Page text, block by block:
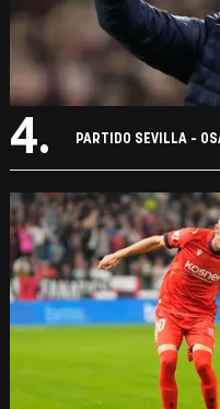
4. PARTIDO SEVILLA -